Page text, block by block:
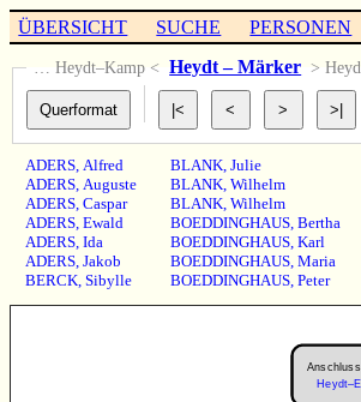
ÜBERSICHT SUCHE PERSONEN
… Heydt–Kamp < Heydt – Märker >
ADERS,Alfred
ADERS,Auguste
ADERS,Caspar
ADERS,Ewald
ADERS,Ida
ADERS,Jakob
BERCK,Sibylle
BLANK, Julie
BLANK, Wilhelm
BLANK, Wilhelm
BOEDDINGHAUS, Bertha
BOEDDINGHAUS, Karl
BOEDDINGHAUS, Maria
BOEDDINGHAUS, Peter